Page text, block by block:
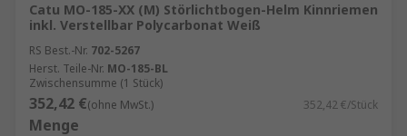
Catu MO-185-XX (M) Störlichtbogen-Helm Kinnriemen
inkl. Verstellbar Polycarbonat Weiß
RS Best.-Nr. 702-5267
Herst. Teile-Nr. MO-185-BL
Zwischensumme (1 Stück)
352,42 €(ohne MwSt.) 352,42 €/Stück
Menge